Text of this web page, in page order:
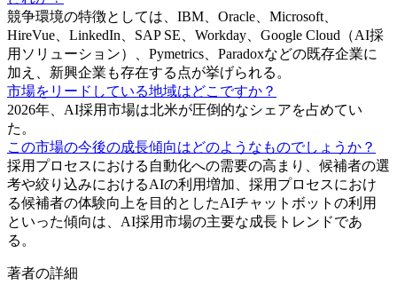
競争環境の特徴としては、IBM、Oracle、Microsoft、
HireVue、LinkedIn、SAP SE、Workday、Google Cloud（AI採
用ソリューション）、Pymetrics、Paradoxなどの既存企業に
加え、新興企業も存在する点が挙げられる。
市場をリードしている地域はどこですか？
2026年、AI採用市場は北米が圧倒的なシェアを占めてい
た。
この市場の今後の成長傾向はどのようなものでしょうか？
採用プロセスにおける自動化への需要の高まり、候補者の選
考や絞り込みにおけるAIの利用増加、採用プロセスにおけ
る候補者の体験向上を目的としたAIチャットボットの利用
といった傾向は、AI採用市場の主要な成長トレンドであ
る。
著者の詳細